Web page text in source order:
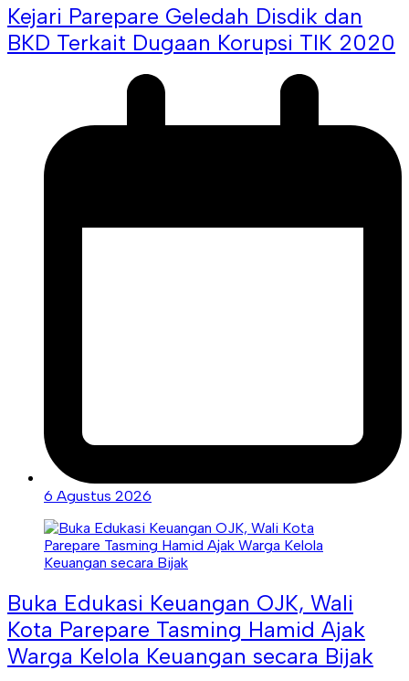
Kejari Parepare Geledah Disdik dan
BKD Terkait Dugaan Korupsi TIK 2020
6 Agustus 2026
Buka Edukasi Keuangan OJK, Wali
Kota Parepare Tasming Hamid Ajak
Warga Kelola Keuangan secara Bijak